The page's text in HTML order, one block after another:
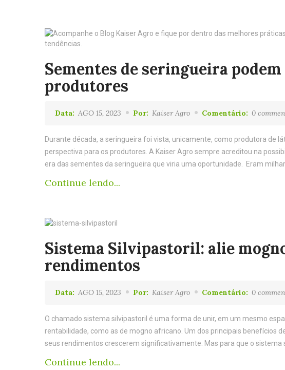
Sementes de seringueira
produtores
Data: AGO 15, 2023 Por: Kaiser Agro Comentário: 0
Durante década, a seringueira foi vista, unicamente, como produtora de
perspectiva para os produtores. A Kaiser Agro sempre acreditou na
era das sementes da seringueira que viria uma oportunidade. Eram
Continue lendo...
Sistema Silvipastoril: alie
rendimentos
Data: AGO 15, 2023 Por: Kaiser Agro Comentário: 0
O chamado sistema silvipastoril é uma forma de unir, em um mesmo
rentabilidade, como as de mogno africano. Um dos principais benefícios
seus rendimentos crescerem significativamente. Mas para que o sistema
Continue lendo...